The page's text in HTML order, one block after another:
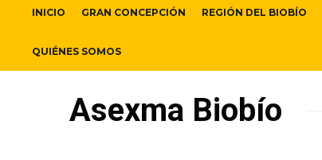
INICIO GRAN CONCEPCIÓN REGIÓN DEL BIOBÍO
QUIÉNES SOMOS
Asexma Biobío